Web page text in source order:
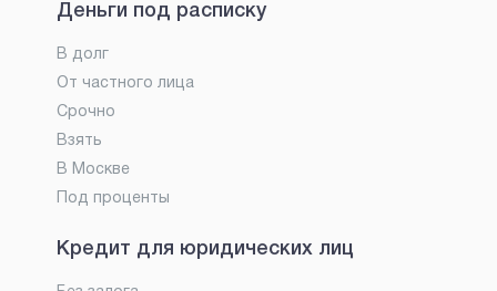
Деньги под расписку
В долг
От частного лица
Срочно
Взять
В Москве
Под проценты
Кредит для юридических лиц